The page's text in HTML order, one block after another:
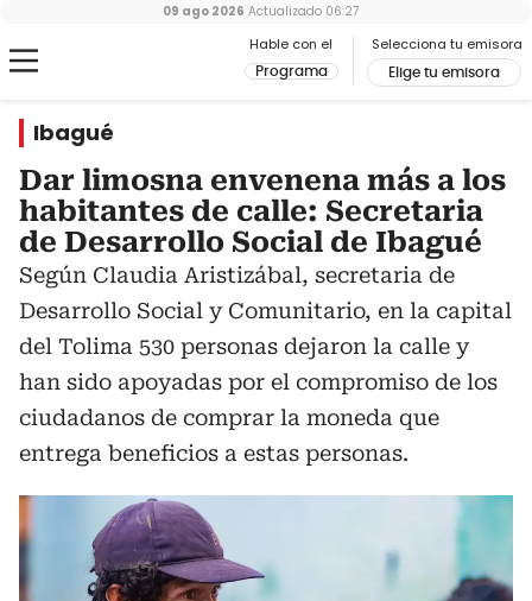
Hable con el
Programa
Selecciona tu emisora
Elige tu emisora
09 ago 2026 Actualizado 06:27
Ibagué
Dar limosna envenena más a los
habitantes de calle: Secretaria
de Desarrollo Social de Ibagué
Según Claudia Aristizábal, secretaria de
Desarrollo Social y Comunitario, en la capital
del Tolima 530 personas dejaron la calle y
han sido apoyadas por el compromiso de los
ciudadanos de comprar la moneda que
entrega beneficios a estas personas.